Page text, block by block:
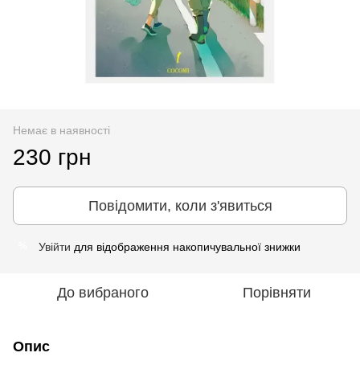
Немає в наявності
230 грн
Повідомити, коли з'явиться
Увійти для відображення накопичувальної знижки
До вибраного Порівняти
Опис